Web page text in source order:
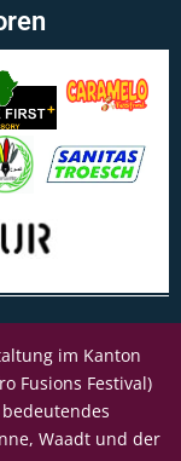
im Kanton
Fusions Festival)
Waadt und der